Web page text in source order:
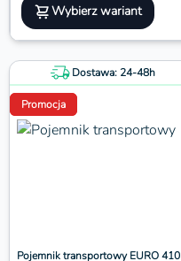
Wybierz wariant
Dostawa: 24-48h
Promocja
Pojemnik transportowy EURO 410